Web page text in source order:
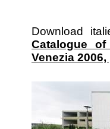
Download
Catalogue
Venezia